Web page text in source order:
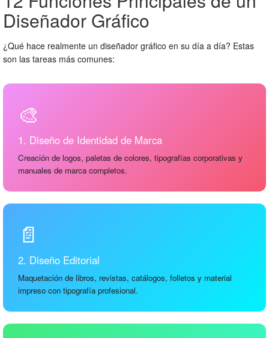
Diseñador Gráfico
¿Qué hace realmente un diseñador gráfico en su día a día? Estas
son las tareas más comunes:
🎨
1. Diseño de Identidad de Marca
Creación de logos, paletas de colores, tipografías corporativas y
manuales de marca completos.
📄
2. Diseño Editorial
Maquetación de libros, revistas, catálogos, folletos y material
impreso con tipografía profesional.